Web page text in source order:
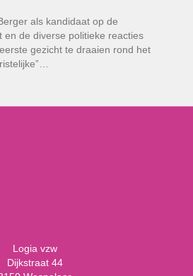
als kandidaat op de
en de diverse politieke reacties
gezicht te draaien rond het
Logia vzw
Dijkstraat 44